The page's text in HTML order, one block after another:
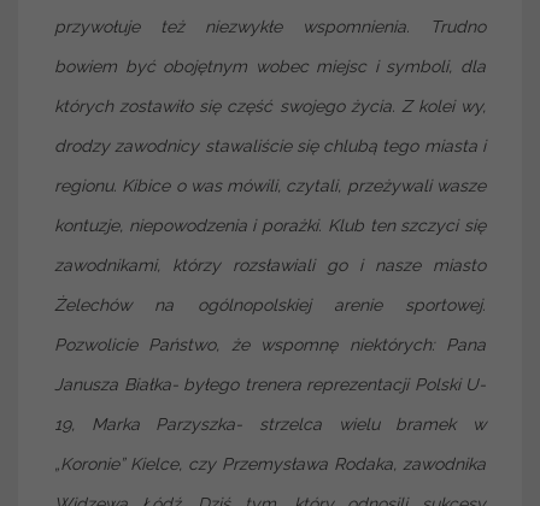
przywołuje też niezwykłe wspomnienia. Trudno
bowiem być obojętnym wobec miejsc i symboli, dla
których zostawiło się część swojego życia. Z kolei wy,
drodzy zawodnicy stawaliście się chlubą tego miasta i
regionu. Kibice o was mówili, czytali, przeżywali wasze
kontuzje, niepowodzenia i porażki. Klub ten szczyci się
zawodnikami, którzy rozsławiali go i nasze miasto
Żelechów na ogólnopolskiej arenie sportowej.
Pozwolicie Państwo, że wspomnę niektórych: Pana
Janusza Białka- byłego trenera reprezentacji Polski U-
19, Marka Parzyszka- strzelca wielu bramek w
„Koronie” Kielce, czy Przemysława Rodaka, zawodnika